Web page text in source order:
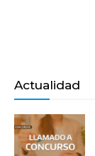
Actualidad